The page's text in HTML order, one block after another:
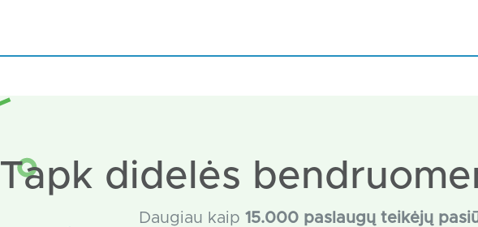
Tapk didelės
Daugiau kaip 15.000 paslaugų teikėjų